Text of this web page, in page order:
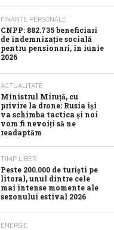
FINANȚE PERSONALE
CNPP: 882.735 beneficiari
de indemnizație socială
pentru pensionari, în iunie
2026
ACTUALITATE
Ministrul Miruță, cu
privire la drone: Rusia își
va schimba tactica și noi
vom fi nevoiți să ne
readaptăm
TIMP LIBER
Peste 200.000 de turiști pe
litoral, unul dintre cele
mai intense momente ale
sezonului estival 2026
ENERGIE